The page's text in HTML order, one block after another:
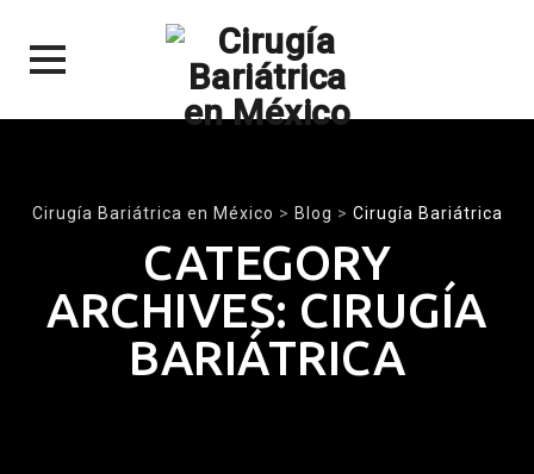
Cirugía Bariátrica en México > Blog > Cirugía Bariátrica
CATEGORY
ARCHIVES: CIRUGÍA
BARIÁTRICA